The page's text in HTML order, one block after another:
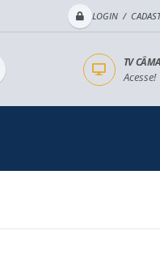
LOGIN /
TV
Acesse!